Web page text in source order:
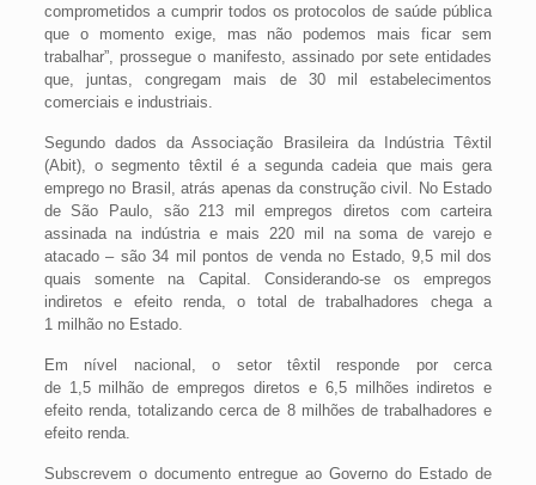
comprometidos a cumprir todos os protocolos de saúde pública
que o momento exige, mas não podemos mais ficar sem
trabalhar”, prossegue o manifesto, assinado por sete entidades
que, juntas, congregam mais de 30 mil estabelecimentos
comerciais e industriais.
Segundo dados da Associação Brasileira da Indústria Têxtil
(Abit), o segmento têxtil é a segunda cadeia que mais gera
emprego no Brasil, atrás apenas da construção civil. No Estado
de São Paulo, são 213 mil empregos diretos com carteira
assinada na indústria e mais 220 mil na soma de varejo e
atacado – são 34 mil pontos de venda no Estado, 9,5 mil dos
quais somente na Capital. Considerando-se os empregos
indiretos e efeito renda, o total de trabalhadores chega a
1 milhão no Estado.
Em nível nacional, o setor têxtil responde por cerca
de 1,5 milhão de empregos diretos e 6,5 milhões indiretos e
efeito renda, totalizando cerca de 8 milhões de trabalhadores e
efeito renda.
Subscrevem o documento entregue ao Governo do Estado de